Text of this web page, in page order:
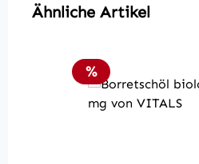
Produktgalerie überspringen
Ähnliche Artikel
Rabatt
%